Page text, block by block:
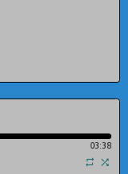
03:38